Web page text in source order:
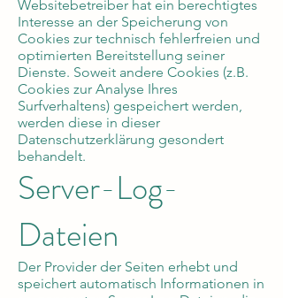
Websitebetreiber hat ein berechtigtes
Interesse an der Speicherung von
Cookies zur technisch fehlerfreien und
optimierten Bereitstellung seiner
Dienste. Soweit andere Cookies (z.B.
Cookies zur Analyse Ihres
Surfverhaltens) gespeichert werden,
werden diese in dieser
Datenschutzerklärung gesondert
behandelt.
Server-Log-
Dateien
Der Provider der Seiten erhebt und
speichert automatisch Informationen in